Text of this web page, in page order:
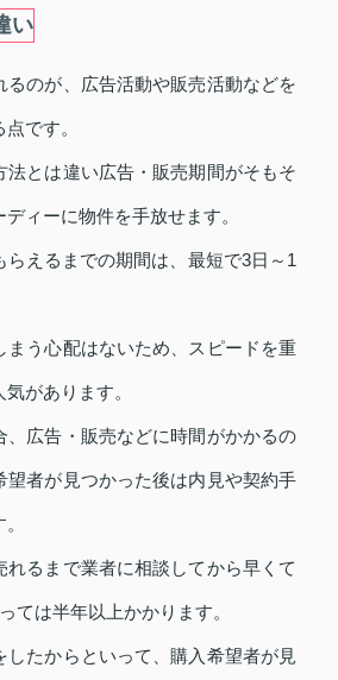
い
るのが、広告活動や販売活動などを
です。
法とは違い広告・販売期間がそもそ
ィーに物件を手放せます。
らえるまでの期間は、最短で3日～1
まう心配はないため、スピードを重
があります。
、広告・販売などに時間がかかるの
望者が見つかった後は内見や契約手
れるまで業者に相談してから早くて
ては半年以上かかります。
したからといって、購入希望者が見